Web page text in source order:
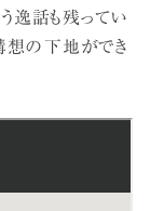
逸話も残ってい
想の下地ができ